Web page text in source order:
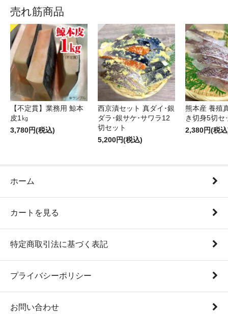
売れ筋商品
【不定貫】業務用 鯨本
皮1㎏
3,780円(税込)
西京漬セット 真ダイ･銀
ダラ･銀サケ･サワラ12
切セット
5,200円(税込)
熊本産 養殖
き切身5切セ
2,380円(税
ホーム
カートを見る
特定商取引法に基づく表記
プライバシーポリシー
お問い合わせ